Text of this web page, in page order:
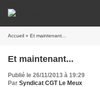
Accueil » Et maintenant...
Et maintenant...
Publié le 26/11/2013 à 19:29
Par Syndicat CGT Le Meux